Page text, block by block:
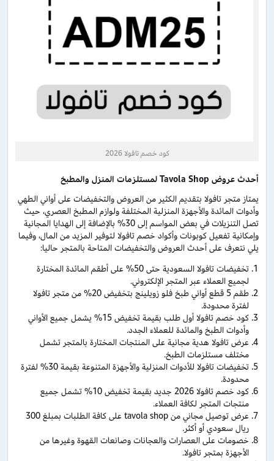
كود خصم تافولا 2026
أحدث عروض
لمستلزمات المنزل والمطبخ
يمتاز متجر تافولا بتقديم الكثير من العروض والتخفيضات على أواني الطهي
وأدوات المائدة والأجهزة المنزلية المختلفة ولوازم المطبخ العصري، حيث
تصل التنزيلات في بعض المواسم إلى 30% بالإضافة إلى الهدايا المجانية
وإمكانية تفعيل كوبونات وأكواد خصم تافولا لتوفير المزيد من المال، وفيما
يلي نتعرف على أحدث العروض والتخفيضات المتاحة بالمتجر حاليا:
تخفيضات تافولا السعودية حتى 50% على أطقم المائدة المختارة
لجميع العملاء عبر المتجر الإلكتروني.
طقم 5 قطع أواني طبخ فلو زويلينج بتخفيض 20% من متجر تافولا
لفترة محدودة.
كود خصم تافولا أول طلب بقيمة تخفيض 15% يشمل جميع الأواني
وأدوات الطبخ والمائدة للعملاء الجدد.
عرض تافولا هدية مجانية على المنتجات المختارة بالمتجر تشمل
مختلف مستلزمات الطبخ.
تخفيضات تافولا للأدوات المنزلية والأجهزة المتنوعة بقيمة 30% لفترة
محدودة.
كود خصم تافولا 2026 جديد بقيمة تخفيض 10% تشمل جميع
منتجات المتجر لكافة العملاء.
عرض توصيل مجاني من tavola shop على كافة الطلبات بمبلغ 300
ريال سعودي أو أكثر.
خصومات على العصارات والعجانات وصانعات القهوة وغيرها من
الأجهزة بمتجر تافولا.